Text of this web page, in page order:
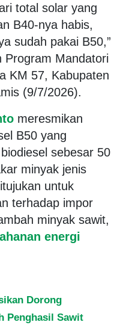
total solar yang
B40-nya habis,
sudah pakai B50,”
Program Mandatori
KM 57, Kabupaten
(9/7/2026).
meresmikan
B50 yang
sebesar 50
minyak jenis
untuk
terhadap impor
minyak sawit,
energi
Dorong
Penghasil Sawit